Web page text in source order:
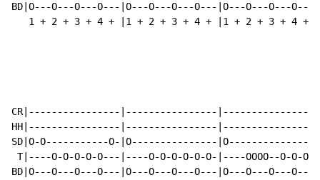
BD|O---O---O---O---|O---O---O---O---|O---O---O---
1 + 2 + 3 + 4 + |1 + 2 + 3 + 4 + |1 + 2 + 3 + 4 +
CR|----------------|----------------
HH|----------------|----------------
SD|O-O-----------O-|O---------------
T|----O-O-O-O-O---|----O-O-O-O-O-O-|----OOOO--O-O-O-
BD|O---O---O---O---|O---O---O---O---|O---O---O---